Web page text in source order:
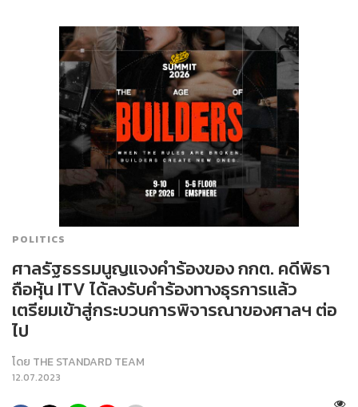
POLITICS
ศาลรัฐธรรมนูญแจงคำร้องของ กกต. คดีพิธา
ถือหุ้น ITV ได้ลงรับคำร้องทางธุรการแล้ว
เตรียมเข้าสู่กระบวนการพิจารณาของศาลฯ ต่อ
ไป
โดย THE STANDARD TEAM
12.07.2023